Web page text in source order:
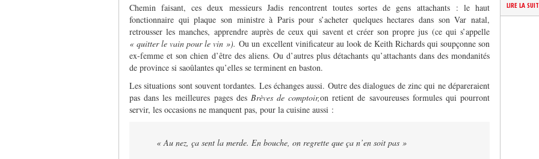
Chemin faisant, ces deux messieurs Jadis rencontrent toutes sortes de gens attachants : le haut
fonctionnaire qui plaque son ministre à Paris pour s’acheter quelques hectares dans son Var natal,
retrousser les manches, apprendre auprès de ceux qui savent et créer son propre jus (ce qui s’appelle
« quitter le vain pour le vin »).Ou un excellent vinificateur au look de Keith Richards qui soupçonne son
ex-femme et son chien d’être des aliens. Ou d’autres plus détachants qu’attachants dans des mondanités
de province si saoûlantes qu’elles se terminent en baston.
Les situations sont souvent tordantes. Les échanges aussi. Outre des dialogues de zinc qui ne dépareraient
pas dans les meilleures pages des Brèves de comptoir,on retient de savoureuses formules qui pourront
servir, les occasions ne manquent pas, pour la cuisine aussi :
« Au nez, ça sent la merde. En bouche, on regrette que ça n’en soit pas »
LIRE LA